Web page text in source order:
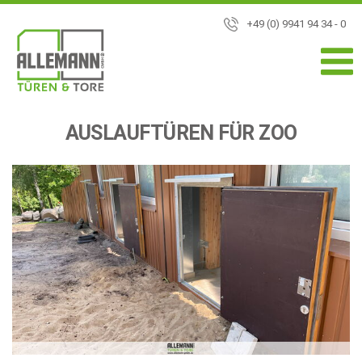
+49 (0) 9941 94 34 - 0
AUSLAUFTÜREN FÜR ZOO